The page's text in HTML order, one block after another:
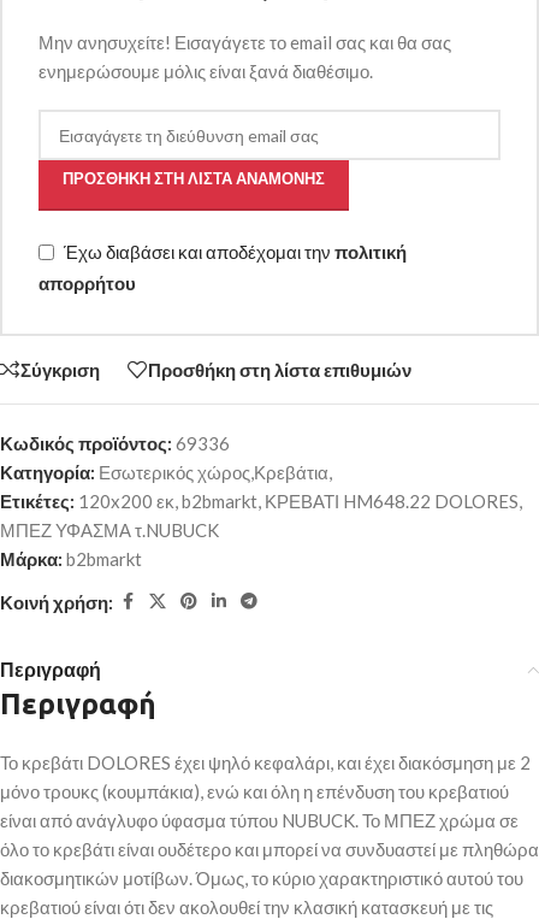
Μην ανησυχείτε! Εισαγάγετε το email σας και θα σας
ενημερώσουμε μόλις είναι ξανά διαθέσιμο.
ΠΡΟΣΘΉΚΗ ΣΤΗ ΛΊΣΤΑ ΑΝΑΜΟΝΉΣ
Έχω διαβάσει και αποδέχομαι την πολιτική
απορρήτου
Σύγκριση Προσθήκη στη λίστα επιθυμιών
Κωδικός προϊόντος: 69336
Κατηγορία: Εσωτερικός χώρος,Κρεβάτια,
Ετικέτες: 120x200 εκ,b2bmarkt, ΚΡΕΒΑΤΙ HM648.22 DOLORES,
ΜΠΕΖ ΥΦΑΣΜΑ τ.NUBUCK
Μάρκα: b2bmarkt
Κοινή χρήση:
Περιγραφή
Περιγραφή
Το κρεβάτι DOLORES έχει ψηλό κεφαλάρι, και έχει διακόσμηση με 2
μόνο τρουκς (κουμπάκια), ενώ και όλη η επένδυση του κρεβατιού
είναι από ανάγλυφο ύφασμα τύπου NUBUCK. Το ΜΠΕΖ χρώμα σε
όλο το κρεβάτι είναι ουδέτερο και μπορεί να συνδυαστεί με πληθώρα
διακοσμητικών μοτίβων. Όμως, το κύριο χαρακτηριστικό αυτού του
κρεβατιού είναι ότι δεν ακολουθεί την κλασική κατασκευή με τις